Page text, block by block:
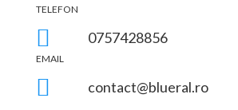
TELEFON
0757428856
EMAIL
contact@blueral.ro